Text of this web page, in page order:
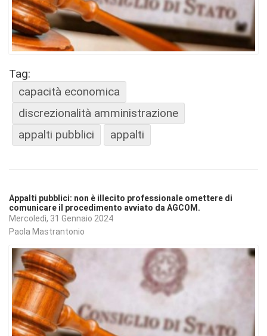
Tag:
capacità economica
discrezionalità amministrazione
appalti pubblici
appalti
Appalti pubblici: non è illecito professionale omettere di
comunicare il procedimento avviato da AGCOM.
Mercoledì, 31 Gennaio 2024
Paola Mastrantonio